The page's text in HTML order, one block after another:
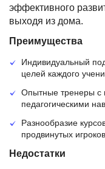
эффективного
выходя из дома.
Преимущества
Индивидуальный
целей каждого
Опытные тренеры с
педагогическими
Разнообразие
продвинутых игроков
Недостатки